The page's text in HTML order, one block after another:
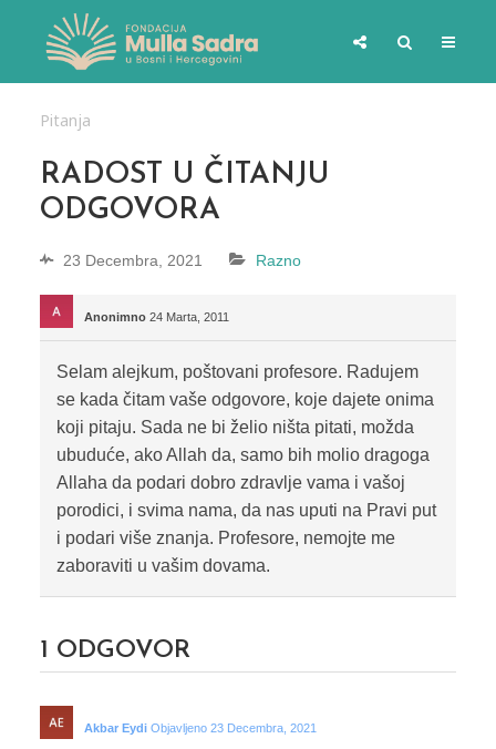
Pitanja
RADOST U ČITANJU
ODGOVORA
23 Decembra, 2021 Razno
Anonimno 24 Marta, 2011
Selam alejkum, poštovani profesore. Radujem
se kada čitam vaše odgovore, koje dajete onima
koji pitaju. Sada ne bi želio ništa pitati, možda
ubuduće, ako Allah da, samo bih molio dragoga
Allaha da podari dobro zdravlje vama i vašoj
porodici, i svima nama, da nas uputi na Pravi put
i podari više znanja. Profesore, nemojte me
zaboraviti u vašim dovama.
1 ODGOVOR
Akbar Eydi Objavljeno 23 Decembra, 2021